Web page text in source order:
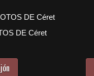
DE Céret